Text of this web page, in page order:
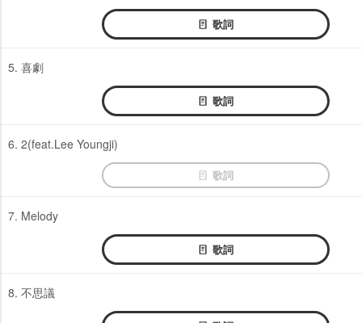
歌詞
5. 喜劇
歌詞
6. 2(feat.Lee Youngji)
歌詞
7. Melody
歌詞
8. 不思議